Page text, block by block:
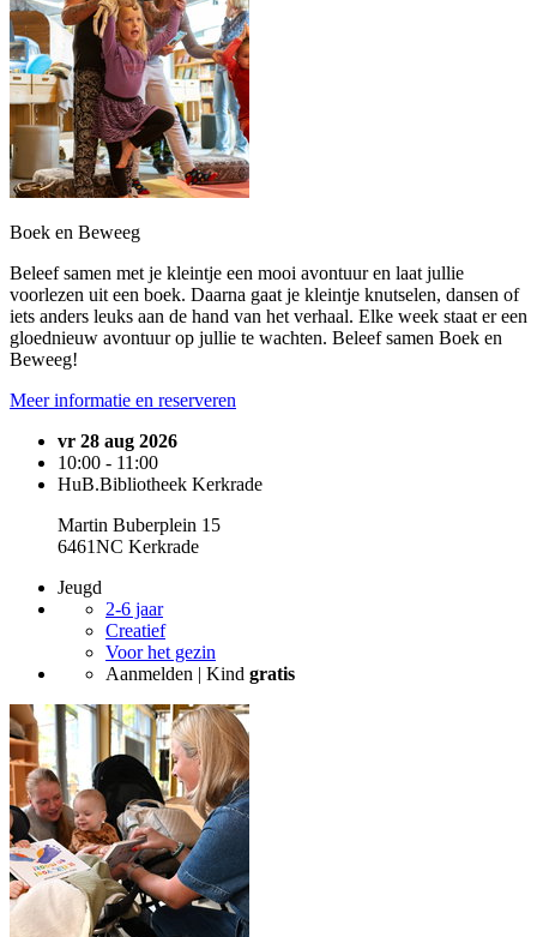
Boek en Beweeg
Beleef samen met je kleintje een mooi avontuur en laat jullie
voorlezen uit een boek. Daarna gaat je kleintje knutselen, dansen of
iets anders leuks aan de hand van het verhaal. Elke week staat er een
gloednieuw avontuur op jullie te wachten. Beleef samen Boek en
Beweeg!
Meer informatie en reserveren
vr 28 aug 2026
10:00 - 11:00
HuB.Bibliotheek Kerkrade
Martin Buberplein 15
6461NC Kerkrade
Jeugd
2-6 jaar
Creatief
Voor het gezin
Aanmelden | Kind gratis